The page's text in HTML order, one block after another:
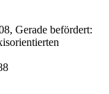
Gerade befördert: